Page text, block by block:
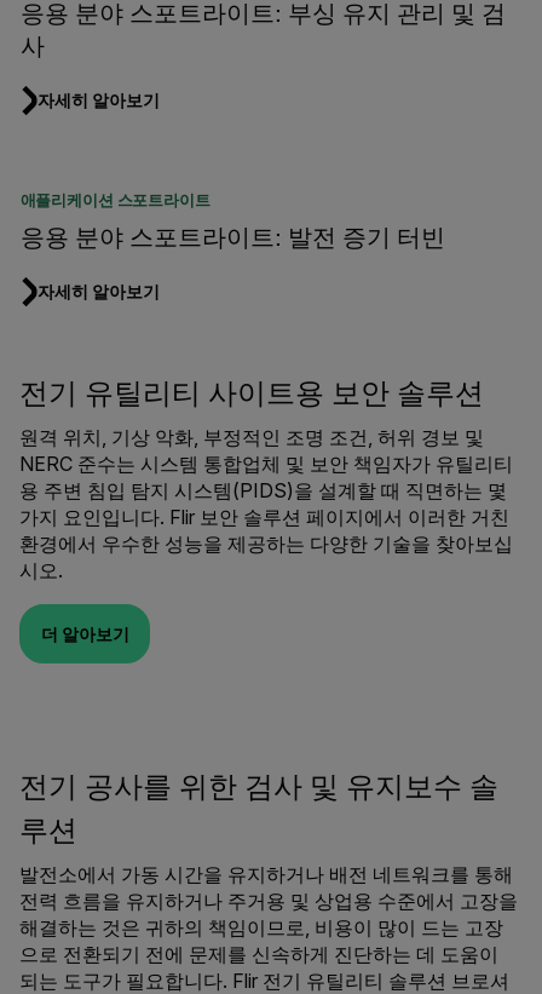
응용 분야 스포트라이트: 부싱 유지 관리 및 검
사
자세히 알아보기
애플리케이션 스포트라이트
응용 분야 스포트라이트: 발전 증기 터빈
자세히 알아보기
전기 유틸리티 사이트용 보안 솔루션
원격 위치, 기상 악화, 부정적인 조명 조건, 허위 경보 및
NERC 준수는 시스템 통합업체 및 보안 책임자가 유틸리티
용 주변 침입 탐지 시스템(PIDS)을 설계할 때 직면하는 몇
가지 요인입니다. Flir 보안 솔루션 페이지에서 이러한 거친
환경에서 우수한 성능을 제공하는 다양한 기술을 찾아보십
시오.
더 알아보기
전기 공사를 위한 검사 및 유지보수 솔
루션
발전소에서 가동 시간을 유지하거나 배전 네트워크를 통해
전력 흐름을 유지하거나 주거용 및 상업용 수준에서 고장을
해결하는 것은 귀하의 책임이므로, 비용이 많이 드는 고장
으로 전환되기 전에 문제를 신속하게 진단하는 데 도움이
되는 도구가 필요합니다. Flir 전기 유틸리티 솔루션 브로셔